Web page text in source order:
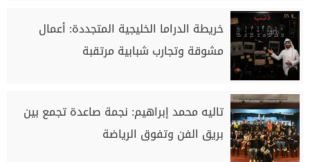
خريطة الدراما الخليجية المتجددة: أعمال
مشوقة وتجارب شبابية مرتقبة
تاليه محمد إبراهيم: نجمة صاعدة تجمع بين
بريق الفن وتفوق الرياضة